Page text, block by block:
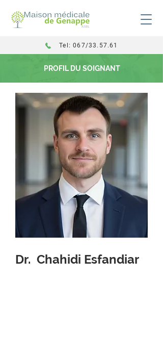
Tel: 067/33.57.61
PROFIL DU SOIGNANT
Dr. Chahidi Esfandiar